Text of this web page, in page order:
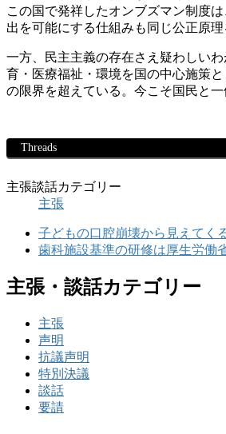
この国で発祥したオンブズマン制度
出を可能にする仕組みも同じ公正原理
一方、民主主義の存在さえ疑わしい
育・医療福祉・環境を国の中心施策
の限界を超えている。今こそ国民と
Threads
主張談話カテゴリー
主張
子どもの口腔崩壊から見えてく
歯科施設基準の研修は厚生労働
主張・談話カテゴリー
主張
声明
抗議声明
特別決議
談話
要請